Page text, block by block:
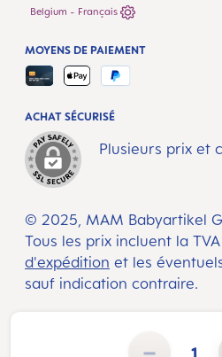
Quantité de produit : Entrez la quantité souhaitée ou
Belgium - Français
© 2025, MAM Babyartikel
Tous les prix incluent la
d'expédition et les
sauf indication contraire.
ACHAT SÉCURISÉ
Plusieurs prix et
MOYENS DE PAIEMENT